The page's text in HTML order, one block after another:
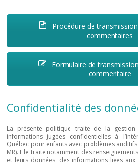
Procédure de
commentaires
Formulaire de
commentaire
Confidentialité des
La présente politique traite de la
informations jugées confidentielles à
Québec pour enfants avec problèmes auditifs
MR). Elle traite notamment des
et leurs données, des informations liées aux